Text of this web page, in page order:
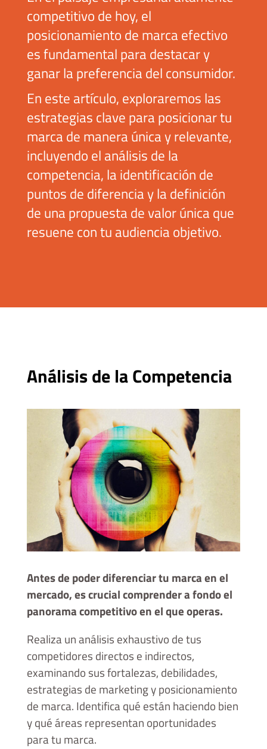
competitivo de hoy, el
posicionamiento de marca efectivo
es fundamental para destacar y
ganar la preferencia del consumidor.
En este artículo, exploraremos las
estrategias clave para posicionar tu
marca de manera única y relevante,
incluyendo el análisis de la
competencia, la identificación de
puntos de diferencia y la definición
de una propuesta de valor única que
resuene con tu audiencia objetivo.
Análisis de la Competencia
Antes de poder diferenciar tu marca en el
mercado, es crucial comprender a fondo el
panorama competitivo en el que operas.
Realiza un análisis exhaustivo de tus
competidores directos e indirectos,
examinando sus fortalezas, debilidades,
estrategias de marketing y posicionamiento
de marca. Identifica qué están haciendo bien
y qué áreas representan oportunidades
para tu marca.